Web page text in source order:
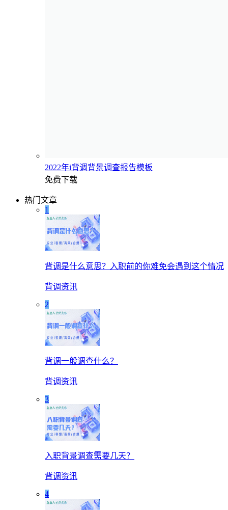
2022年i背调背景调查报告模板
免费下载
热门文章
1
背调是什么意思？入职前的你难免会遇到这个情况
背调资讯
2
背调一般调查什么？
背调资讯
3
入职背景调查需要几天？
背调资讯
4